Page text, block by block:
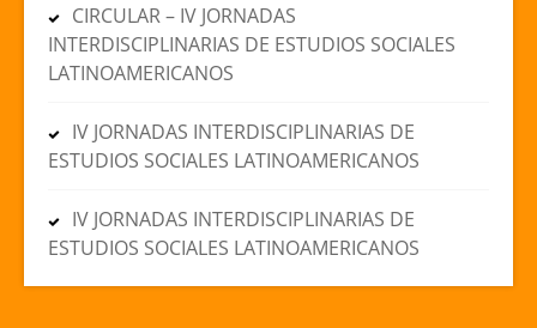
CIRCULAR – IV JORNADAS
INTERDISCIPLINARIAS DE ESTUDIOS SOCIALES
LATINOAMERICANOS
IV JORNADAS INTERDISCIPLINARIAS DE
ESTUDIOS SOCIALES LATINOAMERICANOS
IV JORNADAS INTERDISCIPLINARIAS DE
ESTUDIOS SOCIALES LATINOAMERICANOS